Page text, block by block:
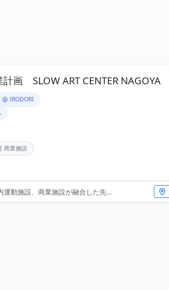
画 SLOW ART CENTER NAGOYA
IRODORI
商業施設
施設が融合した先進的な空間設計が特